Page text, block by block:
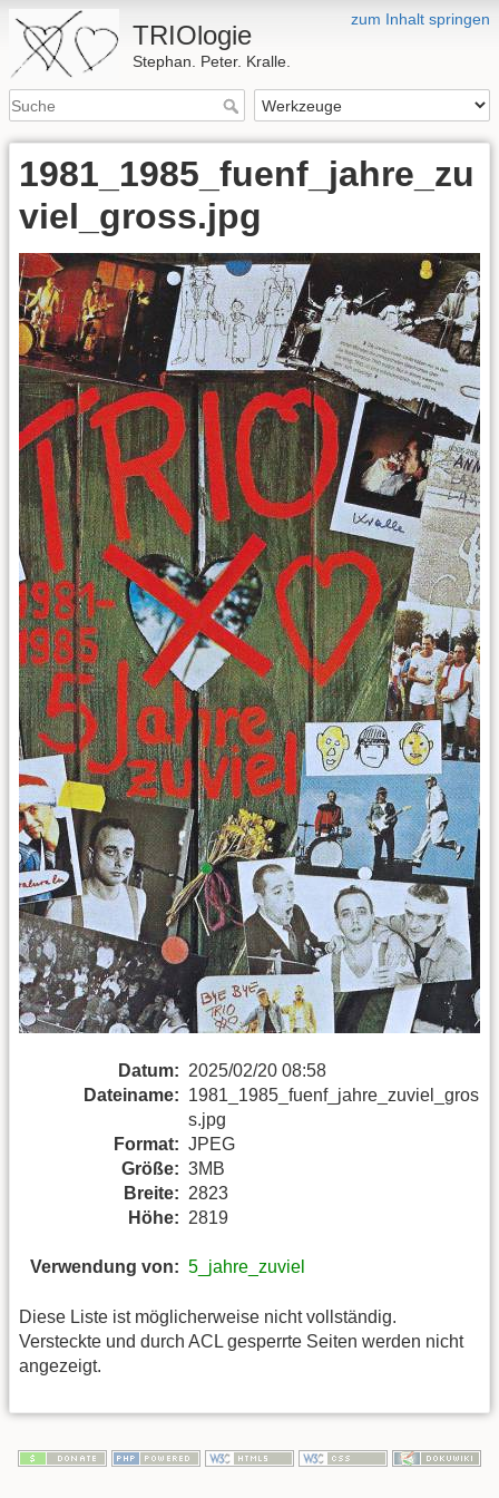
zum Inhalt springen
TRIOlogie
Stephan. Peter. Kralle.
1981_1985_fuenf_jahre_zu
viel_gross.jpg
Datum: 2025/02/20 08:58
Dateiname: 1981_1985_fuenf_jahre_zuviel_gros
s.jpg
Format: JPEG
Größe: 3MB
Breite: 2823
Höhe: 2819
Verwendung von: 5_jahre_zuviel
Diese Liste ist möglicherweise nicht vollständig.
Versteckte und durch ACL gesperrte Seiten werden nicht
angezeigt.